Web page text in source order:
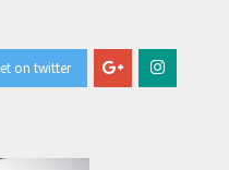
on twitter